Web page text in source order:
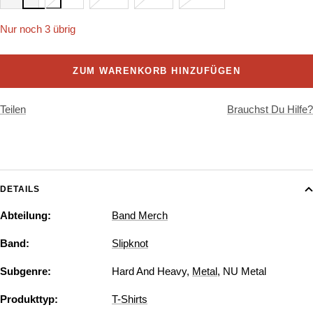
Nur noch 3 übrig
ZUM WARENKORB HINZUFÜGEN
Teilen Brauchst Du Hilfe?
DETAILS
Abteilung: Band Merch
Band: Slipknot
Subgenre: Hard And Heavy, Metal, NU Metal
Produkttyp: T-Shirts